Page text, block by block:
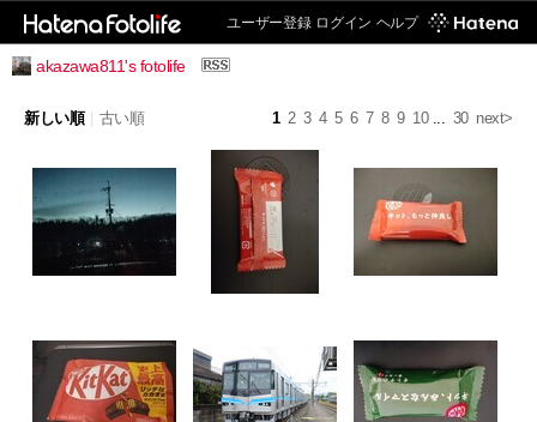
ユーザー登録 ログイン ヘルプ
akazawa811's fotolife
1 2 3 4 5 6 7 8 9 10... 30 next>
新しい順 古い順